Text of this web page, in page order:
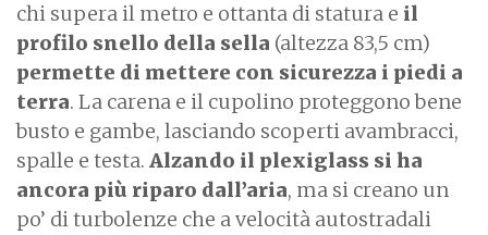
chi supera il metro e ottanta di statura e il
profilo snello della sella (altezza 83,5 cm)
permette di mettere con sicurezza i piedi a
terra. La carena e il cupolino proteggono bene
busto e gambe, lasciando scoperti avambracci,
spalle e testa. Alzando il plexiglass si ha
ancora più riparo dall’aria, ma si creano un
po’ di turbolenze che a velocità autostradali